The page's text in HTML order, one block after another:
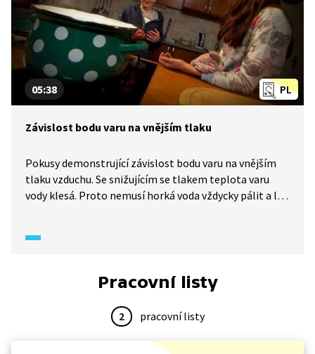
PL
05:38
Závislost bodu varu na vnějším tlaku
Pokusy demonstrující závislost bodu varu na vnějším
tlaku vzduchu. Se snižujícím se tlakem teplota varu
vody klesá. Proto nemusí horká voda vždycky pálit a led
Pracovní listy
2 pracovní listy